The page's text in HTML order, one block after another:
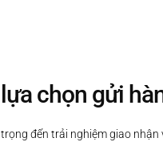
chọn gửi
đến trải nghiệm giao